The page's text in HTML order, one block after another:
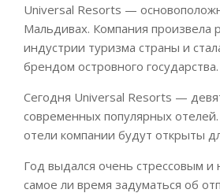
Universal Resorts —
Мальдивах. Компания произвела
индустрии туризма страны и
брендом островного государства.
Сегодня Universal Resorts —
современных популярных
отели компании будут открыты
Год выдался очень стрессовым
самое ли время задуматься об